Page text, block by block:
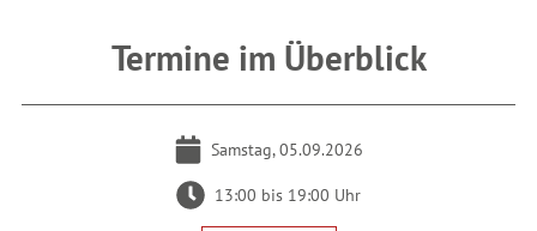
Termine im Überblick
Samstag, 05.09.2026
13:00 bis 19:00 Uhr